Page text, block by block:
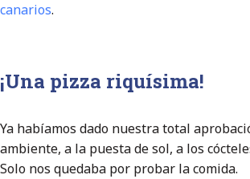
canarios.
¡Una pizza riquísima!
Ya habíamos dado nuestra total
ambiente, a la puesta de sol, a los
Solo nos quedaba por probar la comida.